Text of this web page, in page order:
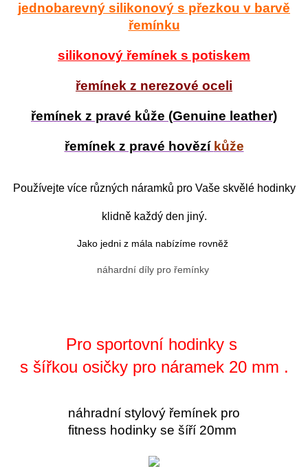
jednobarevný silikonový s přezkou v barvě
řemínku
silikonový řemínek s potiskem
řemínek z nerezové oceli
řemínek z pravé kůže (Genuine leather)
řemínek z pravé hovězí kůže
Používejte více různých náramků pro Vaše skvělé hodinky
klidně každý den jiný.
Jako jedni z mála nabízíme rovněž
náhardní díly pro řemínky
Pro sportovní hodinky s
s šířkou osičky pro náramek 20 mm .
náhradní stylový řemínek pro
fitness hodinky se šíří 20mm